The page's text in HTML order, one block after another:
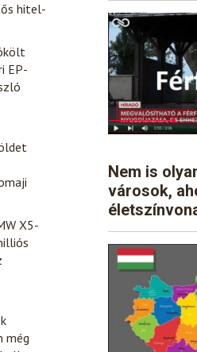
hitel-
EP-
X5-
még
Nem is
városok,